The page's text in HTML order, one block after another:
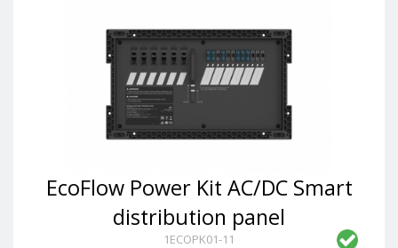
EcoFlow Power Kit AC/DC Smart
distribution panel
1ECOPK01-11